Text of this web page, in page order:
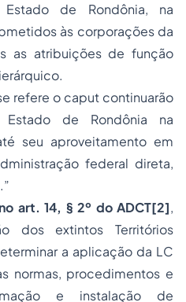
de Rondônia, na
às corporações da
as atribuições de função
refere o caput continuarão
de Rondônia na
seu aproveitamento em
federal direta,
art. 14, § 2º do ADCT[2],
dos extintos Territórios
a aplicação da LC
normas, procedimentos e
e instalação de